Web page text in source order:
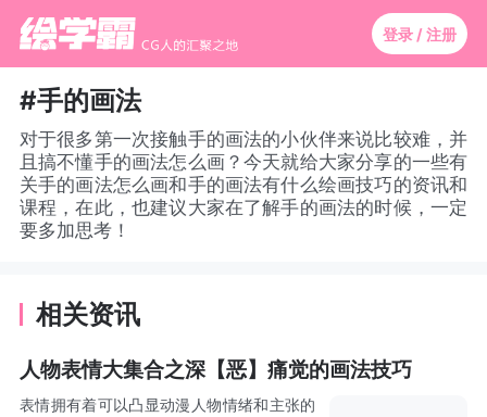
登录 / 注册
#手的画法
对于很多第一次接触手的画法的小伙伴来说比较难，并
且搞不懂手的画法怎么画？今天就给大家分享的一些有
关手的画法怎么画和手的画法有什么绘画技巧的资讯和
课程，在此，也建议大家在了解手的画法的时候，一定
要多加思考！
相关资讯
人物表情大集合之深【恶】痛觉的画法技巧
表情拥有着可以凸显动漫人物情绪和主张的